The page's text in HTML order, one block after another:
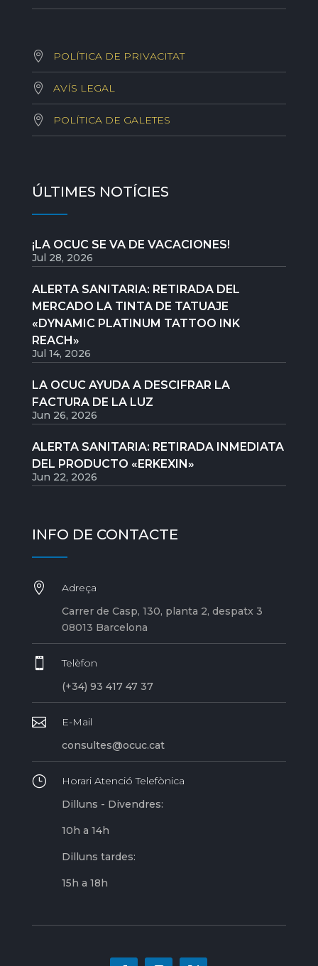
POLÍTICA DE PRIVACITAT
AVÍS LEGAL
POLÍTICA DE GALETES
ÚLTIMES NOTÍCIES
¡LA OCUC SE VA DE VACACIONES!
Jul 28, 2026
ALERTA SANITARIA: RETIRADA DEL
MERCADO LA TINTA DE TATUAJE
«DYNAMIC PLATINUM TATTOO INK
REACH»
Jul 14, 2026
LA OCUC AYUDA A DESCIFRAR LA
FACTURA DE LA LUZ
Jun 26, 2026
ALERTA SANITARIA: RETIRADA INMEDIATA
DEL PRODUCTO «ERKEXIN»
Jun 22, 2026
INFO DE CONTACTE

Adreça
Carrer de Casp, 130, planta 2, despatx 3
08013 Barcelona

Telèfon
(+34) 93 417 47 37

E-Mail
consultes@ocuc.cat
}
Horari Atenció Telefònica
Dilluns - Divendres:
10h a 14h
Dilluns tardes:
15h a 18h